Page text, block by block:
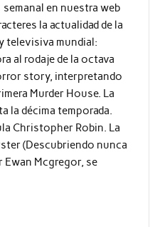
en nuestra web
la actualidad de la
televisiva mundial:
al rodaje de la octava
story, interpretando
Murder House. La
la décima temporada.
Christopher Robin. La
(Descubriendo nunca
Ewan Mcgregor, se